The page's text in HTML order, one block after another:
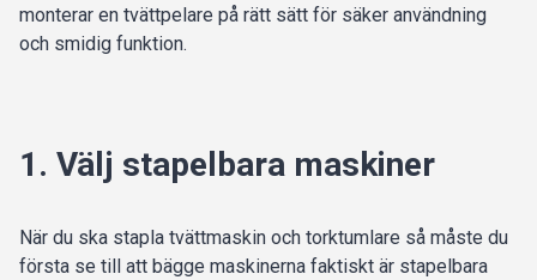
monterar en tvättpelare på rätt sätt för säker användning
och smidig funktion.
1. Välj stapelbara maskiner
När du ska stapla tvättmaskin och torktumlare så måste du
första se till att bägge maskinerna faktiskt är stapelbara